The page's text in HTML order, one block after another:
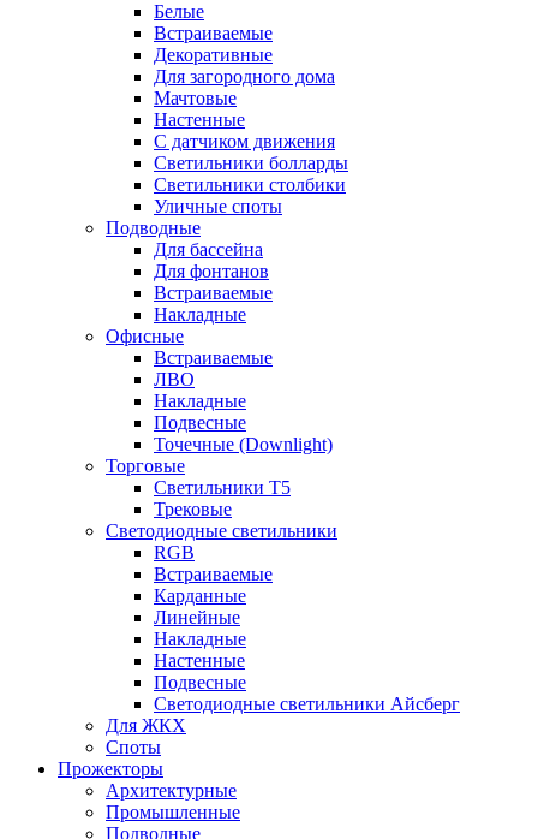
Белые
Встраиваемые
Декоративные
Для загородного дома
Мачтовые
Настенные
С датчиком движения
Светильники болларды
Светильники столбики
Уличные споты
Подводные
Для бассейна
Для фонтанов
Встраиваемые
Накладные
Офисные
Встраиваемые
ЛВО
Накладные
Подвесные
Точечные (Downlight)
Торговые
Светильники Т5
Трековые
Светодиодные светильники
RGB
Встраиваемые
Карданные
Линейные
Накладные
Настенные
Подвесные
Светодиодные светильники Айсберг
Для ЖКХ
Споты
Прожекторы
Архитектурные
Промышленные
Подводные